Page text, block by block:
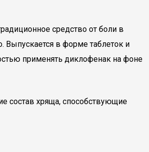
средство от боли в
Выпускается в форме таблеток и
применять диклофенак на фоне
состав хряща, способствующие